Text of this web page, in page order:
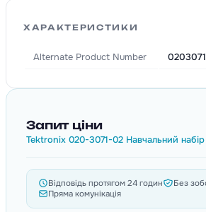
ХАРАКТЕРИСТИКИ
Alternate Product Number
Запит ціни
Tektronix 020-3071-02 Навчальний набір
Відповідь протягом 24 годин
Без
Пряма комунікація